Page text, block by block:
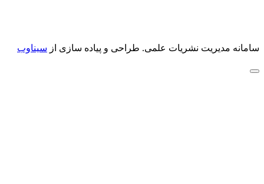
سامانه مدیریت نشریات علمی. طراحی و پیاده سازی از سیناوب